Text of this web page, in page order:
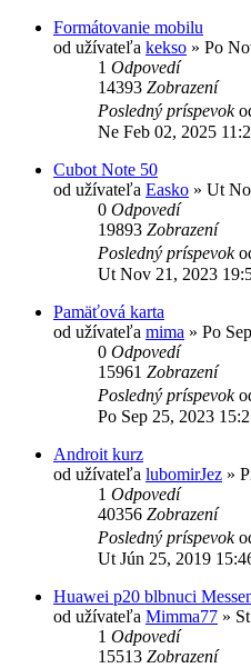
Formátovanie mobilu
od užívateľa kekso » Po
1 Odpovedí
14393 Zobrazení
Posledný príspevok
Ne Feb 02, 2025
Cubot Note 50
od užívateľa Easko » Ut
0 Odpovedí
19893 Zobrazení
Posledný príspevok
Ut Nov 21, 2023
Pamäťová karta
od užívateľa mima » Po
0 Odpovedí
15961 Zobrazení
Posledný príspevok
Po Sep 25, 2023
Androit kurz
od užívateľa lubomirJez »
1 Odpovedí
40356 Zobrazení
Posledný príspevok
Ut Jún 25, 2019
Huawei p20 blbnuci
od užívateľa Mimma77 »
1 Odpovedí
15513 Zobrazení